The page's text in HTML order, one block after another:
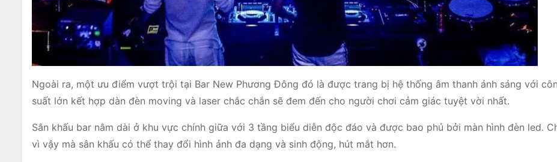
Ngoài ra, một ưu điểm vượt trội tại Bar New Phương Đông đó là được trang bị hệ thống âm thanh ánh sáng với
suất lớn kết hợp dàn đèn moving và laser chắc chắn sẽ đem đến cho người chơi cảm giác tuyệt vời nhất.
Sân khấu bar nằm dài ở khu vực chính giữa với 3 tầng biểu diễn độc đáo và được bao phủ bởi màn hình đèn led.
vì vậy mà sân khấu có thể thay đổi hình ảnh đa dạng và sinh động, hút mắt hơn.